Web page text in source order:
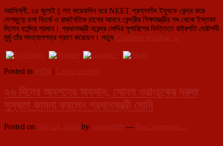
প্রযুক্তিনির্ভর
সংস্কারে
কেন্দ্রের
বড়
নয়াদিল্লী, ২৫ জুলাই || গত কয়েকদিন ধরে NEET প্রশ্নফাঁস ইস্যুকে কেন্দ্র করে
দেশজুড়ে চলা বিতর্ক ও রাজনৈতিক চাপের আবহে কেন্দ্রীয় শিক্ষামন্ত্রীর পদ থেকে ইস্তফা
দিলেন ধর্মেন্দ্র প্রধান। প্রধানমন্ত্রী নরেন্দ্র মোদির সুপারিশের ভিত্তিতে রাষ্ট্রপতি দ্রৌপদী
মুর্মু তাঁর পদত্যাগপত্র গ্রহণ করেছেন। নতুন Continue reading NEET
ইস্তফা
কেন্দ্রীয়
প্রধানের,
→
Posted in জাতীয় | Leave a reply
২৬ দিনের অনশনের অবসান, সোনম ওয়াংচুকের দ্রুত
সুস্থতা কামনা করলেন প্রধানমন্ত্রী মোদি
Posted on July 24, 2026 by santanu99 — No Comments ↓